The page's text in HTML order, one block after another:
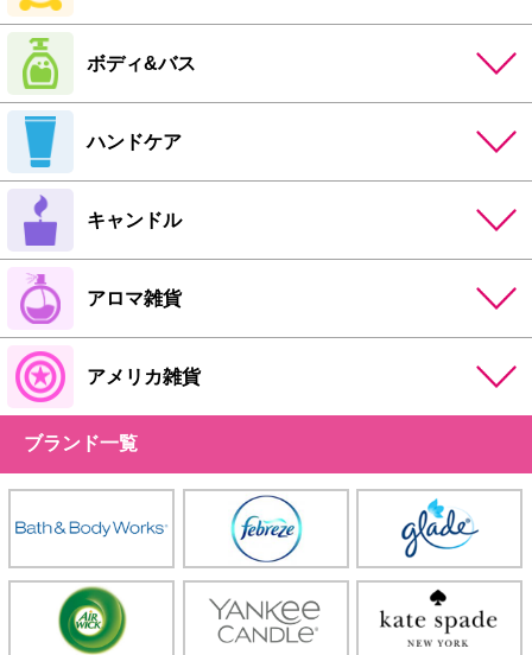
ボディ&バス
ハンドケア
キャンドル
アロマ雑貨
アメリカ雑貨
ブランド一覧